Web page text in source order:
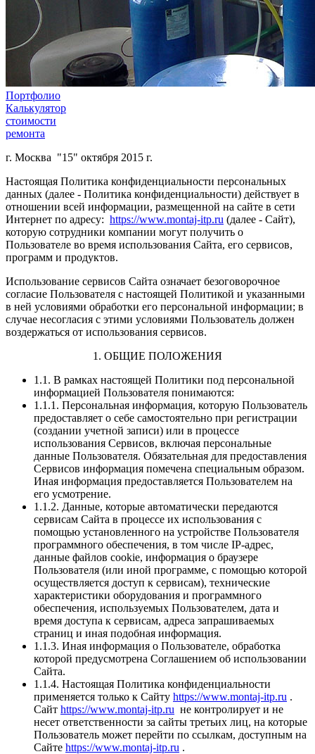
Портфолио
Калькулятор
стоимости
ремонта
г. Москва "15" октября 2015 г.
Настоящая Политика конфиденциальности персональных
данных (далее - Политика конфиденциальности) действует в
отношении всей информации, размещенной на сайте в сети
Интернет по адресу: https://www.montaj-itp.ru (далее - Сайт),
которую сотрудники компании могут получить о
Пользователе во время использования Сайта, его сервисов,
программ и продуктов.
Использование сервисов Сайта означает безоговорочное
согласие Пользователя с настоящей Политикой и указанными
в ней условиями обработки его персональной информации; в
случае несогласия с этими условиями Пользователь должен
воздержаться от использования сервисов.
1. ОБЩИЕ ПОЛОЖЕНИЯ
1.1. В рамках настоящей Политики под персональной
информацией Пользователя понимаются:
1.1.1. Персональная информация, которую Пользователь
предоставляет о себе самостоятельно при регистрации
(создании учетной записи) или в процессе
использования Сервисов, включая персональные
данные Пользователя. Обязательная для предоставления
Сервисов информация помечена специальным образом.
Иная информация предоставляется Пользователем на
его усмотрение.
1.1.2. Данные, которые автоматически передаются
сервисам Сайта в процессе их использования с
помощью установленного на устройстве Пользователя
программного обеспечения, в том числе IP-адрес,
данные файлов cookie, информация о браузере
Пользователя (или иной программе, с помощью которой
осуществляется доступ к сервисам), технические
характеристики оборудования и программного
обеспечения, используемых Пользователем, дата и
время доступа к сервисам, адреса запрашиваемых
страниц и иная подобная информация.
1.1.3. Иная информация о Пользователе, обработка
которой предусмотрена Соглашением об использовании
Сайта.
1.1.4. Настоящая Политика конфиденциальности
применяется только к Сайту https://www.montaj-itp.ru .
Сайт https://www.montaj-itp.ru не контролирует и не
несет ответственности за сайты третьих лиц, на которые
Пользователь может перейти по ссылкам, доступным на
Сайте https://www.montaj-itp.ru .